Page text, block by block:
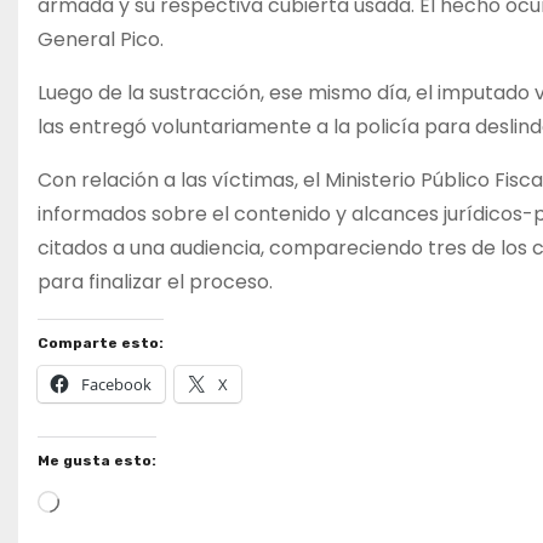
General Pico.
Luego de la sustracción, ese mismo día, el
las entregó voluntariamente a la policía para
Con relación a las víctimas, el Ministerio Público
informados sobre el contenido y alcances
citados a una audiencia, compareciendo tres de
para finalizar el proceso.​
Comparte esto:
Facebook X
Me gusta esto:
Cargando...